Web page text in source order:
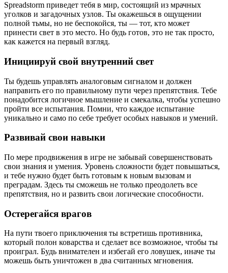
Spreadstorm приведет тебя в мир, состоящий из мрачных
уголков и загадочных узлов. Ты окажешься в ощущении
полной тьмы, но не беспокойся, ты — тот, кто может
принести свет в это место. Но будь готов, это не так просто,
как кажется на первый взгляд.
Инициируй свой внутренний свет
Ты будешь управлять аналоговым сигналом и должен
направить его по правильному пути через препятствия. Тебе
понадобится логичное мышление и смекалка, чтобы успешно
пройти все испытания. Помни, что каждое испытание
уникально и само по себе требует особых навыков и умений.
Развивай свои навыки
По мере продвижения в игре не забывай совершенствовать
свои знания и умения. Уровень сложности будет повышаться,
и тебе нужно будет быть готовым к новым вызовам и
преградам. Здесь ты сможешь не только преодолеть все
препятствия, но и развить свои логические способности.
Остерегайся врагов
На пути твоего приключения ты встретишь противника,
который полон коварства и сделает все возможное, чтобы ты
проиграл. Будь внимателен и избегай его ловушек, иначе ты
можешь быть уничтожен в два считанных мгновения.